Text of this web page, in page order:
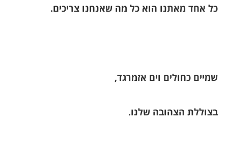
כל אחד מאתנו הוא כל מה שאנחנו צריכים.
שמיים כחולים וים אזמרגד,
בצוללת הצהובה שלנו.